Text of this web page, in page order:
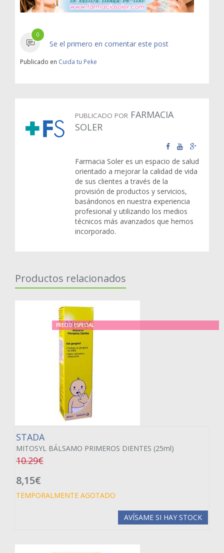
0
Se el primero en comentar este post
Publicado en Cuida tu Peke
PUBLICADO POR FARMACIA
SOLER
Farmacia Soler es un espacio de salud
orientado a mejorar la calidad de vida
de sus clientes a través de la
provisión de productos y servicios,
basándonos en nuestra experiencia
profesional y utilizando los medios
técnicos más avanzados que hemos
incorporado.
Productos relacionados
PRECIO ESPECIAL
STADA
MITOSYL BÁLSAMO PRIMEROS DIENTES (25ml)
10.29€
8,15€
TEMPORALMENTE AGOTADO
AVÍSAME SI HAY STOCK